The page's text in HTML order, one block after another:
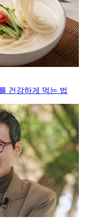
건강하게 먹는 법